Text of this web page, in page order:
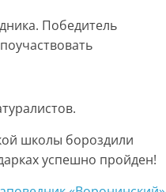
Победитель
школы бороздили
успешно пройден!